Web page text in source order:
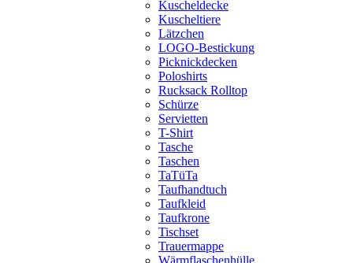
Kuscheldecke
Kuscheltiere
Lätzchen
LOGO-Bestickung
Picknickdecken
Poloshirts
Rucksack Rolltop
Schürze
Servietten
T-Shirt
Tasche
Taschen
TaTüTa
Taufhandtuch
Taufkleid
Taufkrone
Tischset
Trauermappe